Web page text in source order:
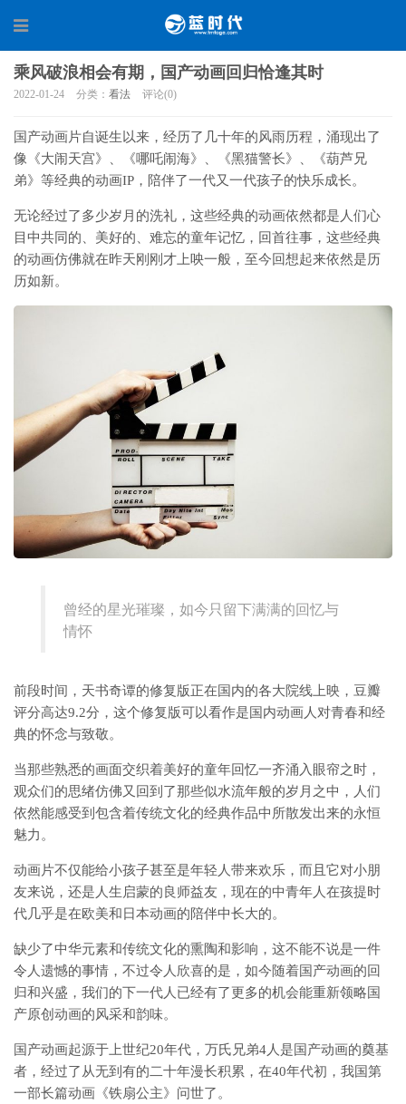
乘风破浪相会有期，国产动画回归恰逢其时
2022-01-24 分类： 看法 评论(0)
国产动画片自诞生以来，经历了几十年的风雨历程，涌现出了
像《大闹天宫》、《哪吒闹海》、《黑猫警长》、《葫芦兄
弟》等经典的动画IP，陪伴了一代又一代孩子的快乐成长。
无论经过了多少岁月的洗礼，这些经典的动画依然都是人们心
目中共同的、美好的、难忘的童年记忆，回首往事，这些经典
的动画仿佛就在昨天刚刚才上咉一般，至今回想起来依然是历
历如新。
曾经的星光璀璨，如今只留下满满的回忆与
情怀
前段时间，天书奇谭的修复版正在国内的各大院线上映，豆瓣
评分高达9.2分，这个修复版可以看作是国内动画人对青春和经
典的怀念与致敬。
当那些熟悉的画面交织着美好的童年回忆一齐涌入眼帘之时，
观众们的思绪仿佛又回到了那些似水流年般的岁月之中，人们
依然能感受到包含着传统文化的经典作品中所散发出来的永恒
魅力。
动画片不仅能给小孩子甚至是年轻人带来欢乐，而且它对小朋
友来说，还是人生启蒙的良师益友，现在的中青年人在孩提时
代几乎是在欧美和日本动画的陪伴中长大的。
缺少了中华元素和传统文化的熏陶和影响，这不能不说是一件
令人遗憾的事情，不过令人欣喜的是，如今随着国产动画的回
归和兴盛，我们的下一代人已经有了更多的机会能重新领略国
产原创动画的风采和韵味。
国产动画起源于上世纪20年代，万氏兄弟4人是国产动画的奠基
者，经过了从无到有的二十年漫长积累，在40年代初，我国第
一部长篇动画《铁扇公主》问世了。